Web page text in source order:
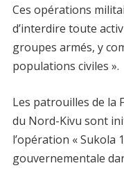
Ces opérations
d’interdire toute
groupes armés, y
populations civiles ».
Les patrouilles de la
du Nord-Kivu sont
l’opération « Sukola
gouvernementale